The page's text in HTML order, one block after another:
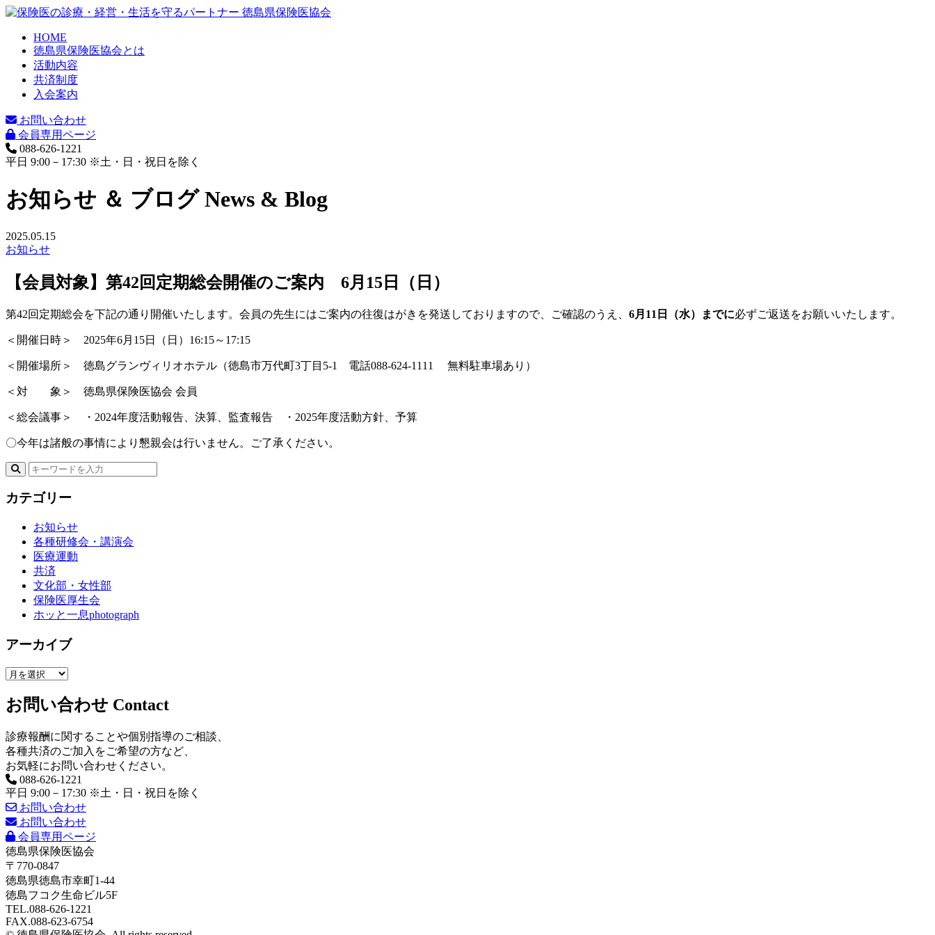
HOME
徳島県保険医協会とは
活動内容
共済制度
入会案内
お問い合わせ
会員専用ページ
088-626-1221
平日 9:00－17:30 ※土・日・祝日を除く
お知らせ ＆ ブログ News & Blog
2025.05.15
お知らせ
【会員対象】第42回定期総会開催のご案内 6月15日（日）
第42回定期総会を下記の通り開催いたします。会員の先生にはご案内の往復はがきを発送しておりますので、ご確認のうえ、 6月11日（水）までに必ずご返送をお願いいたします。
＜開催日時＞ 2025年6月15日（日）16:15～17:15
＜開催場所＞ 徳島グランヴィリオホテル（徳島市万代町3丁目5-1 電話088-624-1111 無料駐車場あり）
＜対 象＞ 徳島県保険医協会 会員
＜総会議事＞ ・2024年度活動報告、決算、監査報告 ・2025年度活動方針、予算
〇今年は諸般の事情により懇親会は行いません。ご了承ください。
カテゴリー
お知らせ
各種研修会・講演会
医療運動
共済
文化部・女性部
保険医厚生会
ホッと一息photograph
アーカイブ
お問い合わせ Contact
診療報酬に関することや個別指導のご相談、
各種共済のご加入をご希望の方など、
お気軽にお問い合わせください。
088-626-1221
平日 9:00－17:30 ※土・日・祝日を除く
お問い合わせ
お問い合わせ
会員専用ページ
徳島県保険医協会
〒770-0847
徳島県徳島市幸町1-44
徳島フコク生命ビル5F
TEL.088-626-1221
FAX.088-623-6754